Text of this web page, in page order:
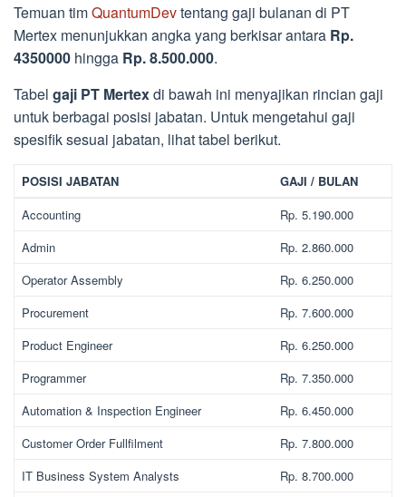
Temuan timQuantumDevtentang gaji bulanan di PT
Mertex menunjukkan angka yang berkisar antara Rp.
4350000 hingga Rp. 8.500.000.
Tabel gaji PT Mertexdi bawah ini menyajikan rincian gaji
untuk berbagai posisi jabatan. Untuk mengetahui gaji
spesifik sesuai jabatan, lihat tabel berikut.
POSISI JABATAN
GAJI / BULAN
Accounting
Rp. 5.190.000
Admin
Rp. 2.860.000
Operator Assembly
Rp. 6.250.000
Procurement
Rp. 7.600.000
Product Engineer
Rp. 6.250.000
Programmer
Rp. 7.350.000
Automation & Inspection Engineer
Rp. 6.450.000
Customer Order Fullfilment
Rp. 7.800.000
IT Business System Analysts
Rp. 8.700.000